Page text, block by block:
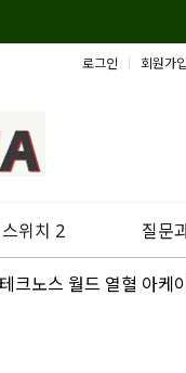
로그인 회원가입
위치 2 질문
크노스 월드 열혈 아